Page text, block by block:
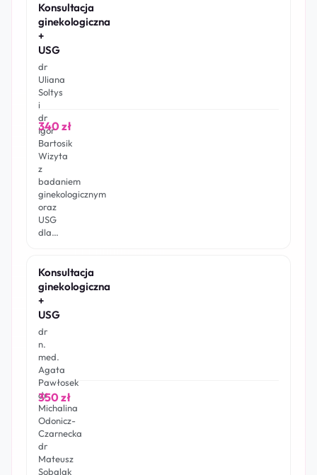
Konsultacja
ginekologiczna
+
USG
dr
Uliana
Soltys
i
dr
Igor
Bartosik
Wizyta
z
badaniem
ginekologicznym
oraz
USG
dla…
340 zł
Konsultacja
ginekologiczna
+
USG
dr
n.
med.
Agata
Pawłosek
dr
Michalina
Odonicz-
Czarnecka
dr
Mateusz
Sobalak
350 zł